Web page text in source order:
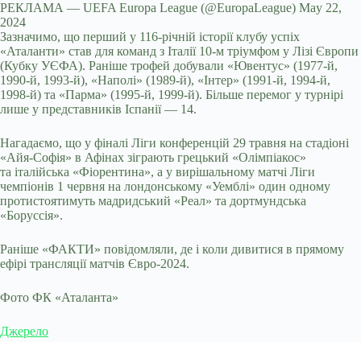
РЕКЛАМА — UEFA Europa League (@EuropaLeague) May 22,
2024
Зазначимо, що перший у 116-річній історії клубу успіх
«Аталанти» став для команд з Італії 10-м тріумфом у Лізі Європи
(Кубку УЄФА). Раніше трофей добували «Ювентус» (1977-й,
1990-й, 1993-й), «Наполі» (1989-й), «Інтер» (1991-й, 1994-й,
1998-й) та «Парма» (1995-й, 1999-й). Більше перемог у турнірі
лише у представників Іспанії — 14.
Нагадаємо, що у фіналі Ліги конференцій 29 травня на стадіоні
«Айя-Софія» в Афінах зіграють грецький «Олімпіакос»
та італійська «Фіорентина», а у вирішальному матчі Ліги
чемпіонів 1 червня на лондонському «Уемблі» один одному
протистоятимуть мадридський «Реал» та дортмундська
«Боруссія».
Раніше «ФАКТИ» повідомляли, де і коли дивитися в прямому
ефірі трансляції матчів Євро-2024.
Фото ФК «Аталанта»
Джерело